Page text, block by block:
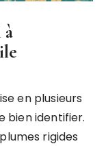
à
en plusieurs
bien identifier.
rigides